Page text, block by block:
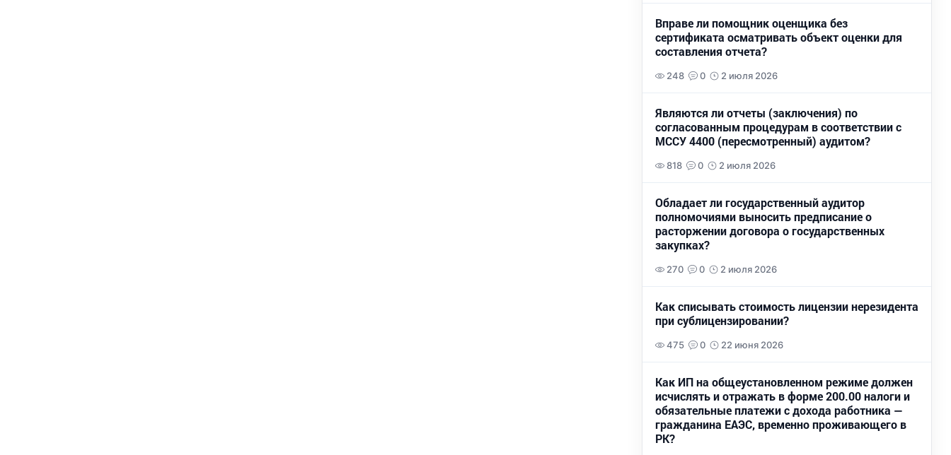
Вправе ли помощник оценщика без
сертификата осматривать объект оценки для
составления отчета?
248 0 2 июля 2026
Являются ли отчеты (заключения) по
согласованным процедурам в соответствии с
МССУ 4400 (пересмотренный) аудитом?
818 0 2 июля 2026
Обладает ли государственный аудитор
полномочиями выносить предписание о
расторжении договора о государственных
закупках?
270 0 2 июля 2026
Как списывать стоимость лицензии нерезидента
при сублицензировании?
475 0 22 июня 2026
Как ИП на общеустановленном режиме должен
исчислять и отражать в форме 200.00 налоги и
обязательные платежи с дохода работника —
гражданина ЕАЭС, временно проживающего в
РК?